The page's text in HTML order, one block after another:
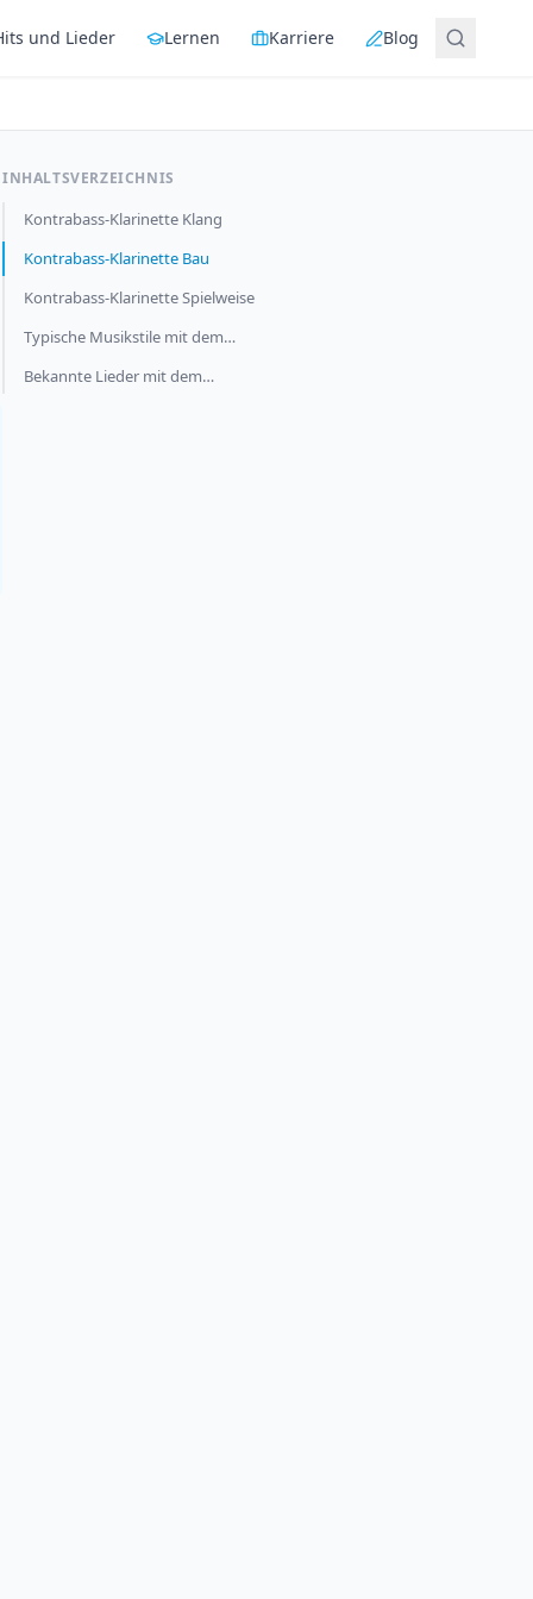
und Lieder Lernen Karriere Blog
INHALTSVERZEICHNIS
Kontrabass-Klarinette Klang
Kontrabass-Klarinette Bau
Kontrabass-Klarinette Spielweise
Typische Musikstile mit dem…
Bekannte Lieder mit dem…